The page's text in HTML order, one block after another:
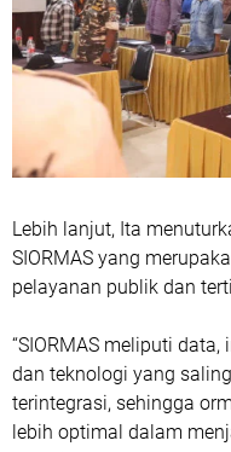
Lebih lanjut, Ita
SIORMAS yang
pelayanan publik dan
“SIORMAS meliputi
dan teknologi yang
terintegrasi, sehingga
lebih optimal dalam